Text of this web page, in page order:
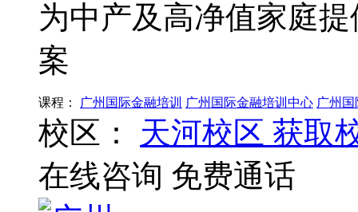
为中产及高净值家庭
案
课程： 广州国际金融培训 广州国际金融培训中心 广州
校区： 天河校区 获取
在线咨询 免费通话